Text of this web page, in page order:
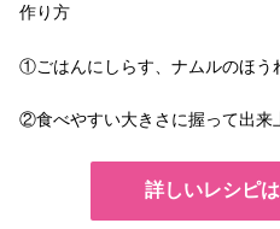
作り方
①ごはんにしらす、ナムルのほう
②食べやすい大きさに握って出来
詳しいレシピ